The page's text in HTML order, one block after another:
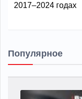
2017–2024 годах
Популярное